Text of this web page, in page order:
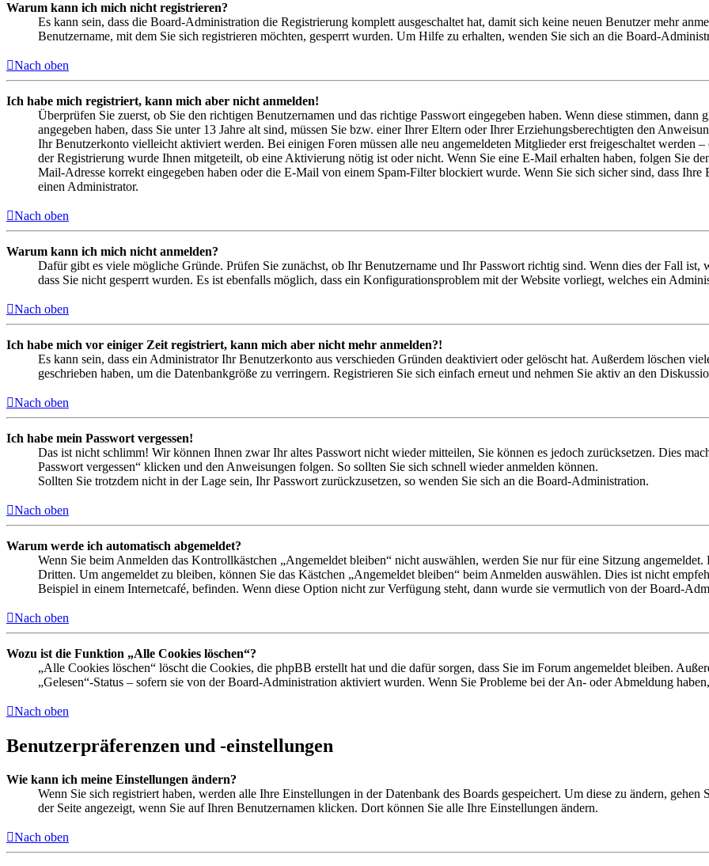
Warum kann ich mich nicht registrieren?
Es kann sein, dass die Board-Administration die Registrierung komplett ausgeschaltet hat, damit sich keine neuen Benutzer mehr
Benutzername, mit dem Sie sich registrieren möchten, gesperrt wurden. Um Hilfe zu erhalten, wenden Sie sich an die Board-
Nach oben
Ich habe mich registriert, kann mich aber nicht anmelden!
Überprüfen Sie zuerst, ob Sie den richtigen Benutzernamen und das richtige Passwort eingegeben haben. Wenn diese stimmen, dann
angegeben haben, dass Sie unter 13 Jahre alt sind, müssen Sie bzw. einer Ihrer Eltern oder Ihrer Erziehungsberechtigten den
Ihr Benutzerkonto vielleicht aktiviert werden. Bei einigen Foren müssen alle neu angemeldeten Mitglieder erst freigeschaltet werden
der Registrierung wurde Ihnen mitgeteilt, ob eine Aktivierung nötig ist oder nicht. Wenn Sie eine E-Mail erhalten haben, folgen Sie
Mail-Adresse korrekt eingegeben haben oder die E-Mail von einem Spam-Filter blockiert wurde. Wenn Sie sich sicher sind, dass
einen Administrator.
Nach oben
Warum kann ich mich nicht anmelden?
Dafür gibt es viele mögliche Gründe. Prüfen Sie zunächst, ob Ihr Benutzername und Ihr Passwort richtig sind. Wenn dies der Fall ist,
dass Sie nicht gesperrt wurden. Es ist ebenfalls möglich, dass ein Konfigurationsproblem mit der Website vorliegt, welches ein
Nach oben
Ich habe mich vor einiger Zeit registriert, kann mich aber nicht mehr anmelden?!
Es kann sein, dass ein Administrator Ihr Benutzerkonto aus verschieden Gründen deaktiviert oder gelöscht hat. Außerdem löschen
geschrieben haben, um die Datenbankgröße zu verringern. Registrieren Sie sich einfach erneut und nehmen Sie aktiv an den
Nach oben
Ich habe mein Passwort vergessen!
Das ist nicht schlimm! Wir können Ihnen zwar Ihr altes Passwort nicht wieder mitteilen, Sie können es jedoch zurücksetzen. Dies
Passwort vergessen“ klicken und den Anweisungen folgen. So sollten Sie sich schnell wieder anmelden können.
Sollten Sie trotzdem nicht in der Lage sein, Ihr Passwort zurückzusetzen, so wenden Sie sich an die Board-Administration.
Nach oben
Warum werde ich automatisch abgemeldet?
Wenn Sie beim Anmelden das Kontrollkästchen „Angemeldet bleiben“ nicht auswählen, werden Sie nur für eine Sitzung
Dritten. Um angemeldet zu bleiben, können Sie das Kästchen „Angemeldet bleiben“ beim Anmelden auswählen. Dies ist nicht
Beispiel in einem Internetcafé, befinden. Wenn diese Option nicht zur Verfügung steht, dann wurde sie vermutlich von der Board-
Nach oben
Wozu ist die Funktion „Alle Cookies löschen“?
„Alle Cookies löschen“ löscht die Cookies, die phpBB erstellt hat und die dafür sorgen, dass Sie im Forum angemeldet bleiben.
„Gelesen“-Status – sofern sie von der Board-Administration aktiviert wurden. Wenn Sie Probleme bei der An- oder Abmeldung
Nach oben
Benutzerpräferenzen und -einstellungen
Wie kann ich meine Einstellungen ändern?
Wenn Sie sich registriert haben, werden alle Ihre Einstellungen in der Datenbank des Boards gespeichert. Um diese zu ändern,
der Seite angezeigt, wenn Sie auf Ihren Benutzernamen klicken. Dort können Sie alle Ihre Einstellungen ändern.
Nach oben